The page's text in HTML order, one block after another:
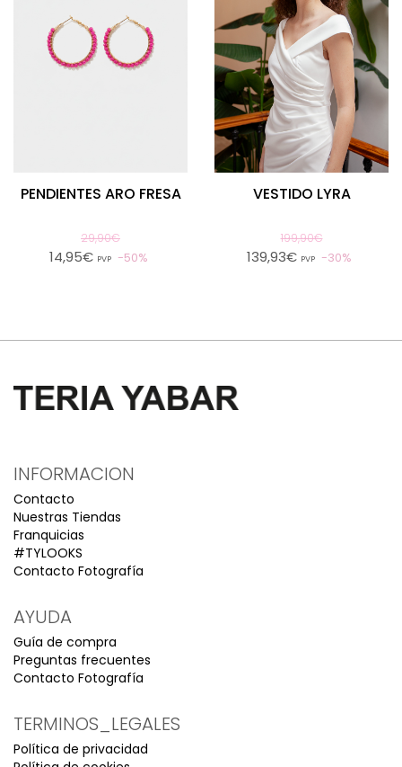
PENDIENTES ARO FRESA
29,90€
14,95€ PVP 50%
VESTIDO LYRA
199,90€
139,93€ PVP 30%
INFORMACION
Contacto
Nuestras Tiendas
Franquicias
#TYLOOKS
Contacto Fotografía
AYUDA
Guía de compra
Preguntas frecuentes
Contacto Fotografía
TERMINOS_LEGALES
Política de privacidad